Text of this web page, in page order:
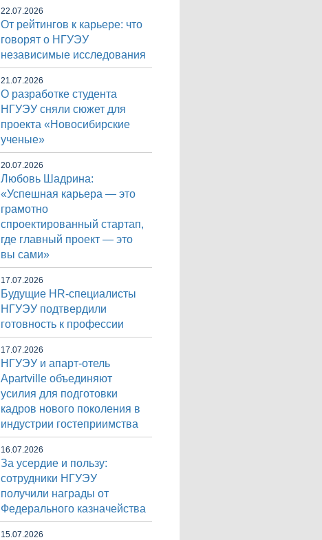
22.07.2026
От рейтингов к карьере: что
говорят о НГУЭУ
независимые исследования
21.07.2026
О разработке студента
НГУЭУ сняли сюжет для
проекта «Новосибирские
ученые»
20.07.2026
Любовь Шадрина:
«Успешная карьера — это
грамотно
спроектированный стартап,
где главный проект — это
вы сами»
17.07.2026
Будущие HR-специалисты
НГУЭУ подтвердили
готовность к профессии
17.07.2026
НГУЭУ и апарт-отель
Apartville объединяют
усилия для подготовки
кадров нового поколения в
индустрии гостеприимства
16.07.2026
За усердие и пользу:
сотрудники НГУЭУ
получили награды от
Федерального казначейства
15.07.2026